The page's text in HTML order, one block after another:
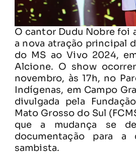
O cantor Dudu Nobre foi
a nova atração principal
do MS ao Vivo 2024,
Alcione. O show
novembro, às 17h, no
Indígenas, em Campo
divulgada pela
Mato Grosso do Sul
que a mudança se
documentação para a
sambista.